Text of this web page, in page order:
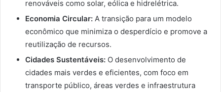
renováveis como solar, eólica e hidrelétrica.
Economia Circular: A transição para um modelo
econômico que minimiza o desperdício e promove a
reutilização de recursos.
Cidades Sustentáveis: O desenvolvimento de
cidades mais verdes e eficientes, com foco em
transporte público, áreas verdes e infraestrutura